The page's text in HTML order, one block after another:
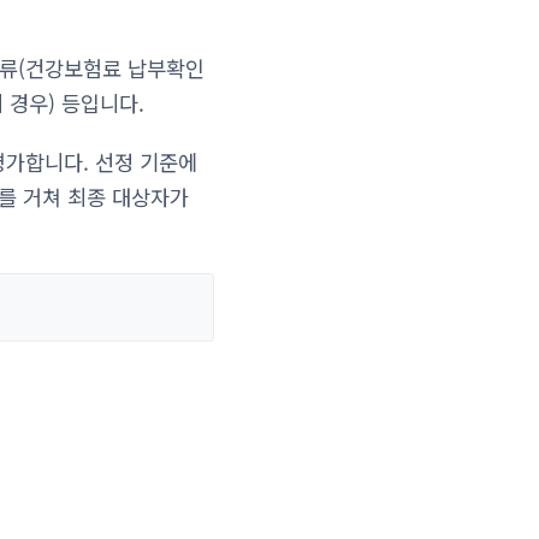
(건강보험료 납부확인
경우) 등입니다.
합니다. 선정 기준에
거쳐 최종 대상자가